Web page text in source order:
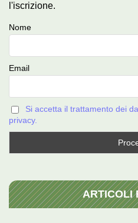
l'iscrizione.
Nome
Email
Si accetta il trattamento dei
privacy.
ARTICOLI